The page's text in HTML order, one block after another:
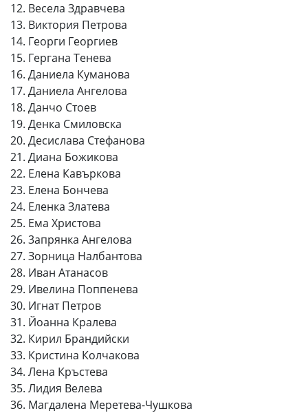
12. Весела Здравчева
13. Виктория Петрова
14. Георги Георгиев
15. Гергана Тенева
16. Даниела Куманова
17. Даниела Ангелова
18. Данчо Стоев
19. Денка Смиловска
20. Десислава Стефанова
21. Диана Божикова
22. Елена Кавъркова
23. Елена Бончева
24. Еленка Златева
25. Ема Христова
26. 3апрянка Ангелова
27. Зорница Налбантова
28. Иван Атанасов
29. Ивелина Поппенева
30. Игнат Петров
31. Йоанна Кралева
32. Кирил Брандийски
33. Кристина Колчакова
34. Лена Кръстева
35. Лидия Велева
36. Магдалена Меретева-Чушкова